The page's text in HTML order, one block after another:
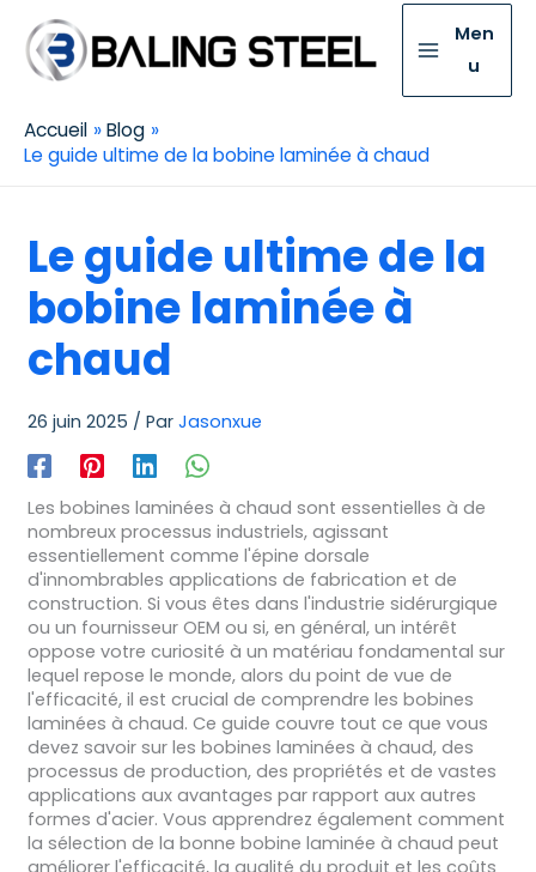
Men
u
Accueil
Blog
Le guide ultime de la bobine laminée à chaud
Le guide ultime de la
bobine laminée à
chaud
26 juin 2025 / Par Jasonxue
Les bobines laminées à chaud sont essentielles à de
nombreux processus industriels, agissant
essentiellement comme l'épine dorsale
d'innombrables applications de fabrication et de
construction. Si vous êtes dans l'industrie sidérurgique
ou un fournisseur OEM ou si, en général, un intérêt
oppose votre curiosité à un matériau fondamental sur
lequel repose le monde, alors du point de vue de
l'efficacité, il est crucial de comprendre les bobines
laminées à chaud. Ce guide couvre tout ce que vous
devez savoir sur les bobines laminées à chaud, des
processus de production, des propriétés et de vastes
applications aux avantages par rapport aux autres
formes d'acier. Vous apprendrez également comment
la sélection de la bonne bobine laminée à chaud peut
améliorer l'efficacité, la qualité du produit et les coûts